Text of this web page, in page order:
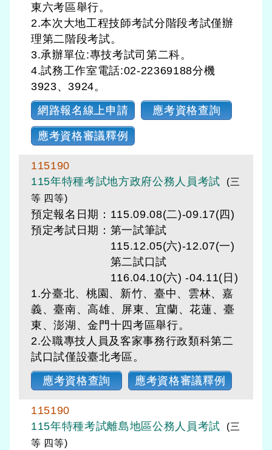
東六考區舉行。
2.本次大地工程技師考試分階段考試僅辦
理第二階段考試。
3.承辦單位:專技考試司第二科。
4.試務工作室電話:02-22369188分機
3923、3924。
網路報名線上申請
應考資格查詢
應考資格審議釋例
115190
115年特種考試地方政府公務人員考試
(三
等 四等)
預定報名日期：115.09.08(二)-09.17(四)
預定考試日期： 第一試筆試
115.12.05(六)-12.07(一)
第二試口試
116.04.10(六) -04.11(日)
1.分臺北、桃園、新竹、臺中、雲林、嘉
義、臺南、高雄、屏東、宜蘭、花蓮、臺
東、澎湖、金門十四考區舉行。
2.公職專技人員及客家事務行政類科第二
試口試僅設臺北考區。
應考資格查詢
應考資格審議釋例
115190
115年特種考試離島地區公務人員考試
(三
等 四等)